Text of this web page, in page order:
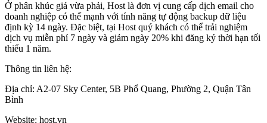
Ở phân khúc giá vừa phải, Host là đơn vị cung cấp dịch email cho
doanh nghiệp có thế mạnh với tính năng tự động backup dữ liệu
định kỳ 14 ngày. Đặc biệt, tại Host quý khách có thể trải nghiệm
dịch vụ miễn phí 7 ngày và giảm ngày 20% khi đăng ký thời hạn tối
thiểu 1 năm.
Thông tin liên hệ:
Địa chỉ: A2-07 Sky Center, 5B Phổ Quang, Phường 2, Quận Tân
Bình
Website: host.vn